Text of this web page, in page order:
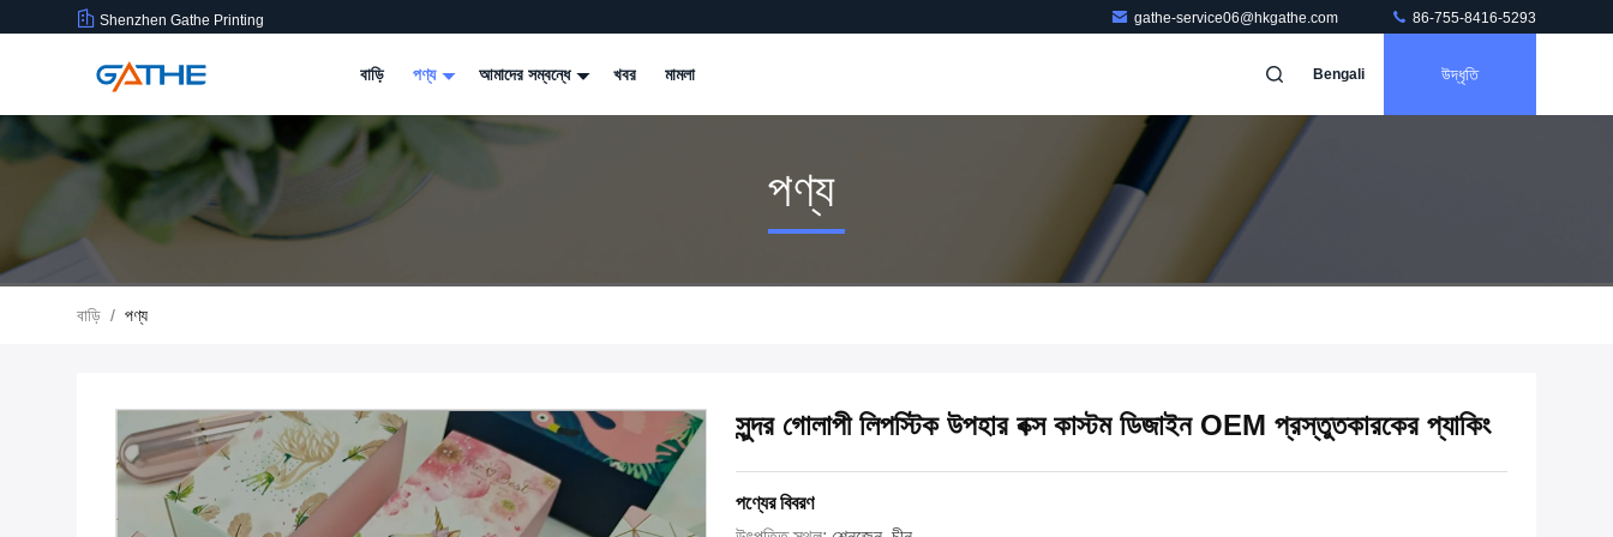
Shenzhen Gathe Printing gathe-service06@hkgathe.com 86-755-8416-5293
বাড়ি পণ্য আমাদের সম্বন্ধে খবর মামলা Bengali উদ্ধৃতি
পণ্য
বাড়ি / পণ্য
সুন্দর গোলাপী লিপস্টিক উপহার বক্স কাস্টম ডিজাইন OEM প্রস্তুতকারকের প্যাকিং
পণ্যের বিবরণ